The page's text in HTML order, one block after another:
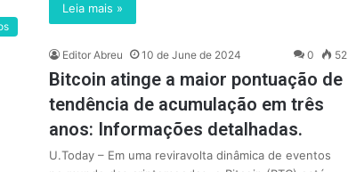
Leia mais »
Editor Abreu 10 de June de 2024 0 52
Bitcoin atinge a maior pontuação de
tendência de acumulação em três
anos: Informações detalhadas.
U.Today – Em uma reviravolta dinâmica de eventos